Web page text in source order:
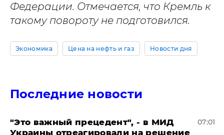
Федерации. Отмечается, что Кремль к
такому повороту не подготовился.
Экономика Цена на нефть и газ Новости дня
Последние новости
"Это важный прецедент", - в МИД
Украины отреагировали на решение
07:01